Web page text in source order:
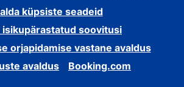
küpsiste seadeid
isikupärastatud soovitusi
orjapidamise vastane avaldus
avaldus
Booking.com